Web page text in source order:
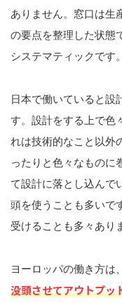
ありません。窓口は生
の要点を整理した状態
システマティックです。
日本で働いていると設
す。設計をする上で色
れは技術的なこと以外
ったりと色々なものに
て設計に落とし込んで
頭を使うことも多いで
受けることも多々あり
ヨーロッパの働き方は、
没頭させてアウトプッ